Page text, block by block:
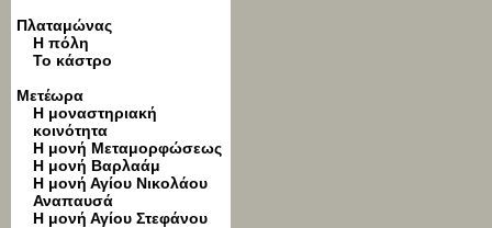
Πλαταμώνας
Η πόλη
Το κάστρο
Μετέωρα
Η μοναστηριακή
κοινότητα
Η μονή Μεταμορφώσεως
Η μονή Βαρλαάμ
Η μονή Αγίου Νικολάου
Αναπαυσά
Η μονή Αγίου Στεφάνου